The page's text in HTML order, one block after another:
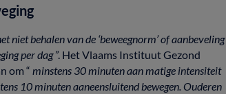
nietbehalenvande ‘beweegnorm’ofaanbeveling
perdag”. HetVlaams InstituutGezond
om“minstens 30minutenaanmatige intensiteit
10minutenaaneensluitendbewegen. Ouderen